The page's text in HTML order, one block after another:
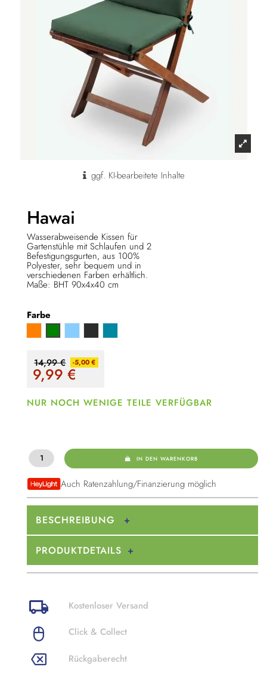
ggf. KI-bearbeitete Inhalte
Hawai
Wasserabweisende Kissen für
Gartenstühle mit Schlaufen und 2
Befestigungsgurten, aus 100%
Polyester, sehr bequem und in
verschiedenen Farben erhältlich.
Maße: BHT 90x4x40 cm
Farbe
14,99 € -5,00 €
9,99 €
NUR NOCH WENIGE TEILE VERFÜGBAR
IN DEN WARENKORB
Auch Ratenzahlung/Finanzierung möglich
BESCHREIBUNG
PRODUKTDETAILS
Kostenloser Versand
Click & Collect
Rückgaberecht